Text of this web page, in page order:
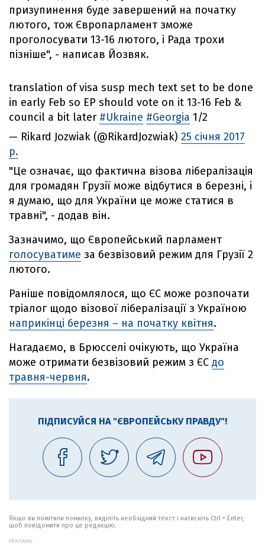
призупинення буде завершений на початку
лютого, тож Європарламент зможе
проголосувати 13-16 лютого, і Рада трохи
пізніше", - написав Йозвяк.
translation of visa susp mech text set to be done
in early Feb so EP should vote on it 13-16 Feb &
council a bit later #Ukraine #Georgia 1/2
— Rikard Jozwiak (@RikardJozwiak) 25 січня 2017
р.
"Це означає, що фактична візова лібералізація
для громадян Грузії може відбутися в березні, і
я думаю, що для України це може статися в
травні", - додав він.
Зазначимо, що Європейський парламент
голосуватиме за безвізовий режим для Грузії 2
лютого.
Раніше повідомлялося, що ЄС може розпочати
тріалог щодо візової лібералізації з Україною
наприкінці березня – на початку квітня.
Нагадаємо, в Брюсселі очікують, що Україна
може отримати безвізовий режим з ЄС до
травня-червня.
ПІДПИСУЙСЯ НА "ЄВРОПЕЙСЬКУ ПРАВДУ"!
Якщо ви помітили помилку, виділіть необхідний текст і натисніть Ctrl + Enter,
щоб повідомити про це редакцію.
РЕКЛАМА: